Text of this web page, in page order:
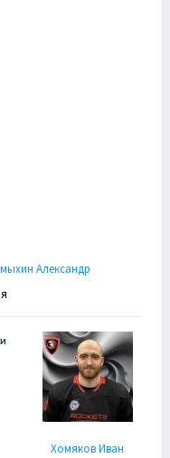
Александр
Хомяков Иван